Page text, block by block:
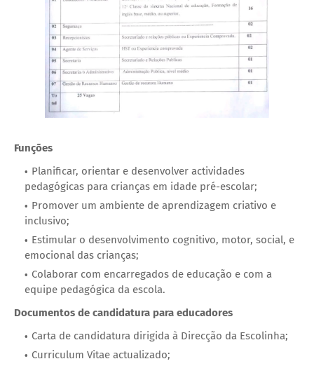
Funções
Planificar, orientar e desenvolver actividades
pedagógicas para crianças em idade pré-escolar;
Promover um ambiente de aprendizagem criativo e
inclusivo;
Estimular o desenvolvimento cognitivo, motor, social, e
emocional das crianças;
Colaborar com encarregados de educação e com a
equipe pedagógica da escola.
Documentos de candidatura para educadores
Carta de candidatura dirigida à Direcção da Escolinha;
Curriculum Vitae actualizado;